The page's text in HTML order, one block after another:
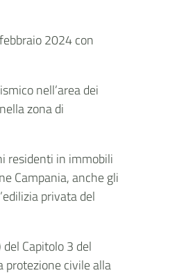
2024 con
nell’area dei
zona di
residenti in immobili
Campania, anche gli
privata del
Capitolo 3 del
protezione civile alla